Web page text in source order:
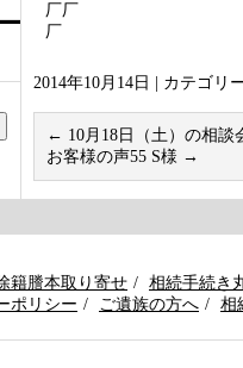
厂厂
厂 無断
2014年10月14日 カテゴリ
← 10月18日（土）の相談
お客様の声55 S様 →
籍謄本取り寄せ 相続手続き
ポリシー ご遺族の方へ 相